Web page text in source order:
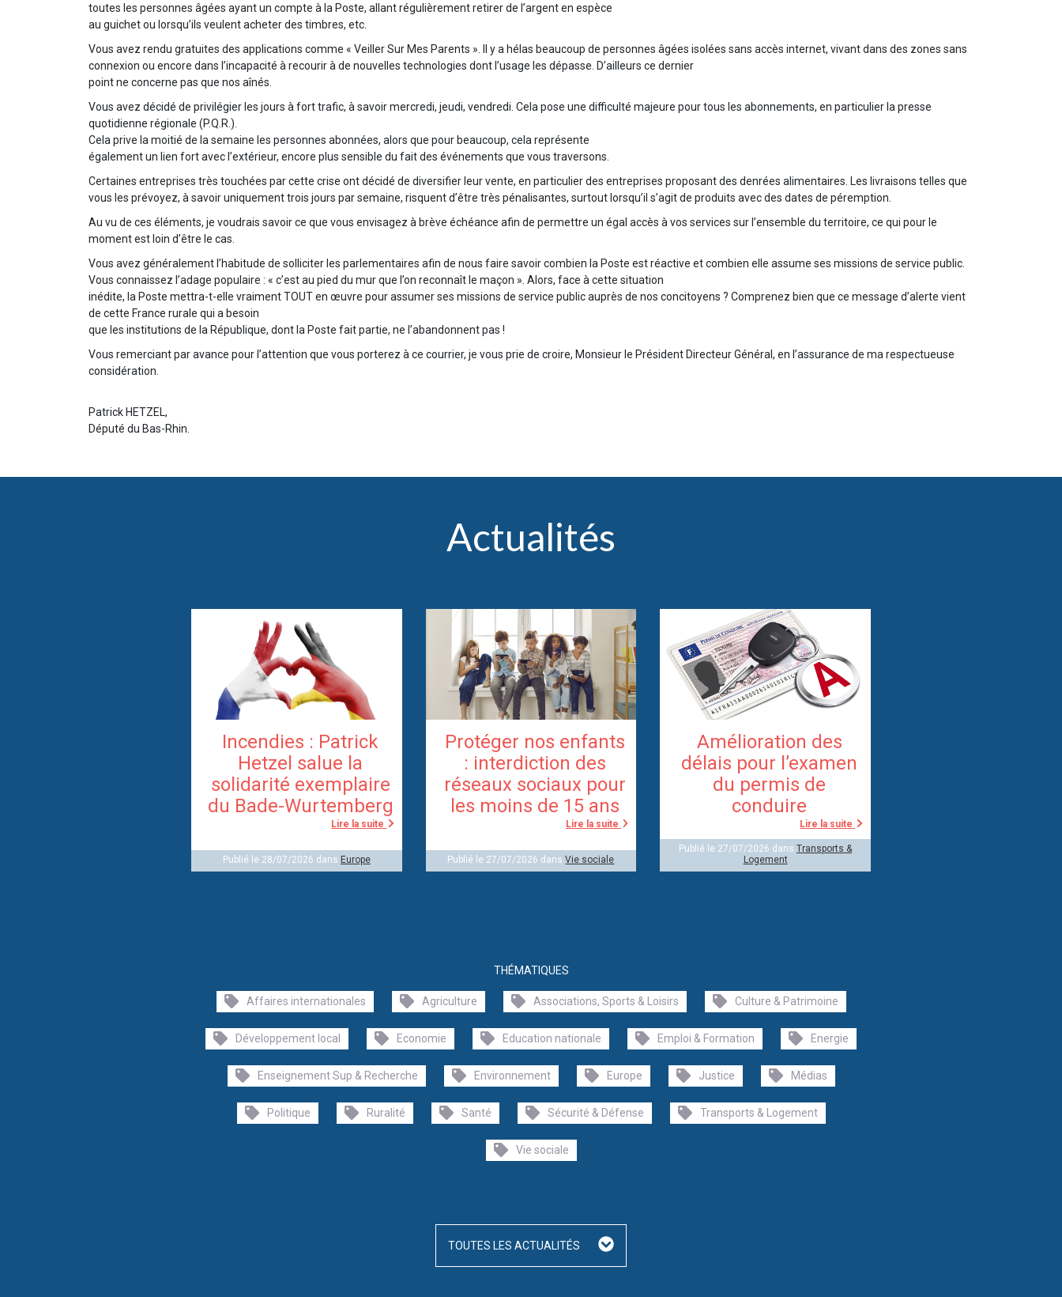
toutes les personnes âgées ayant un compte à la Poste, allant régulièrement retirer de l’argent en espèce
au guichet ou lorsqu’ils veulent acheter des timbres, etc.
Vous avez rendu gratuites des applications comme « Veiller Sur Mes Parents ». Il y a hélas beaucoup de personnes âgées isolées sans accès internet, vivant dans des zones sans
connexion ou encore dans l’incapacité à recourir à de nouvelles technologies dont l’usage les dépasse. D’ailleurs ce dernier
point ne concerne pas que nos aînés.
Vous avez décidé de privilégier les jours à fort trafic, à savoir mercredi, jeudi, vendredi. Cela pose une difficulté majeure pour tous les abonnements, en particulier la presse
quotidienne régionale (P.Q.R.).
Cela prive la moitié de la semaine les personnes abonnées, alors que pour beaucoup, cela représente
également un lien fort avec l’extérieur, encore plus sensible du fait des événements que vous traversons.
Certaines entreprises très touchées par cette crise ont décidé de diversifier leur vente, en particulier des entreprises proposant des denrées alimentaires. Les livraisons telles que
vous les prévoyez, à savoir uniquement trois jours par semaine, risquent d’être très pénalisantes, surtout lorsqu’il s’agit de produits avec des dates de péremption.
Au vu de ces éléments, je voudrais savoir ce que vous envisagez à brève échéance afin de permettre un égal accès à vos services sur l’ensemble du territoire, ce qui pour le
moment est loin d’être le cas.
Vous avez généralement l’habitude de solliciter les parlementaires afin de nous faire savoir combien la Poste est réactive et combien elle assume ses missions de service public.
Vous connaissez l’adage populaire : « c’est au pied du mur que l’on reconnaît le maçon ». Alors, face à cette situation
inédite, la Poste mettra-t-elle vraiment TOUT en œuvre pour assumer ses missions de service public auprès de nos concitoyens ? Comprenez bien que ce message d’alerte vient
de cette France rurale qui a besoin
que les institutions de la République, dont la Poste fait partie, ne l’abandonnent pas !
Vous remerciant par avance pour l’attention que vous porterez à ce courrier, je vous prie de croire, Monsieur le Président Directeur Général, en l’assurance de ma respectueuse
considération.
Patrick HETZEL,
Député du Bas-Rhin.
Actualités
Incendies : Patrick
Hetzel salue la
solidarité exemplaire
du Bade-Wurtemberg
Lire la suite
Publié le 28/07/2026 dans Europe
Protéger nos enfants
: interdiction des
réseaux sociaux pour
les moins de 15 ans
Lire la suite
Publié le 27/07/2026 dansVie sociale
Amélioration des
délais pour l’examen
du permis de
conduire
Lire la suite
Publié le 27/07/2026 dansTransports &
Logement
THÉMATIQUES
Affaires internationales Agriculture Associations, Sports & Loisirs Culture & Patrimoine
Développement local Economie Education nationale Emploi & Formation Energie
Enseignement Sup & Recherche Environnement Europe Justice Médias
Politique Ruralité Santé Sécurité & Défense Transports & Logement
Vie sociale
TOUTES LES ACTUALITÉS